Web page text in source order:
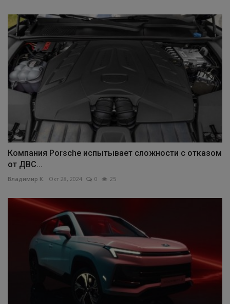
Компания Porsche испытывает сложности с отказом
от ДВС...
Владимир К. Окт 28, 2024 0 25